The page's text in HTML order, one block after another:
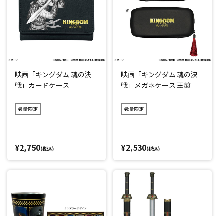
映画「キングダム 魂の決
戦」カードケース
数量限定
¥2,750(税込)
映画「キングダム 魂の決
戦」メガネケース 王翦
数量限定
¥2,530(税込)